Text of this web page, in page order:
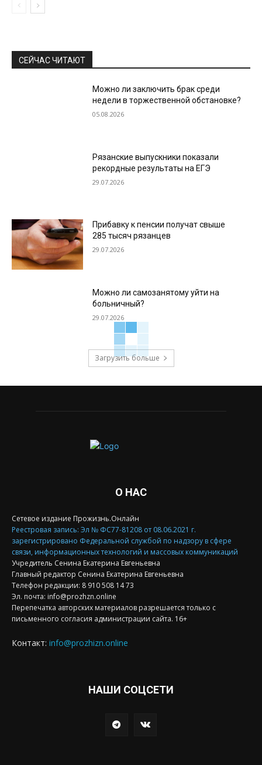
СЕЙЧАС ЧИТАЮТ
Можно ли заключить брак среди
недели в торжественной обстановке?
05.08.2026
Рязанские выпускники показали
рекордные результаты на ЕГЭ
29.07.2026
Прибавку к пенсии получат свыше
285 тысяч рязанцев
29.07.2026
Можно ли самозанятому уйти на
больничный?
29.07.2026
Загрузить больше
О НАС
Сетевое издание Прожизнь.Онлайн
Реестровая запись: Эл № ФС77-81208 от 08.06.2021 г.
зарегистрировано Федеральной службой по надзору в сфере
связи, информационных технологий и массовых коммуникаций
Учредитель Сенина Екатерина Евгеньевна
Главный редактор Сенина Екатерина Евгеньевна
Телефон редакции: 8 910 508 14 73
Эл. почта: info@prozhzn.online
Перепечатка авторских материалов разрешается только с
письменного согласия администрации сайта. 16+
Контакт: info@prozhizn.online
НАШИ СОЦСЕТИ